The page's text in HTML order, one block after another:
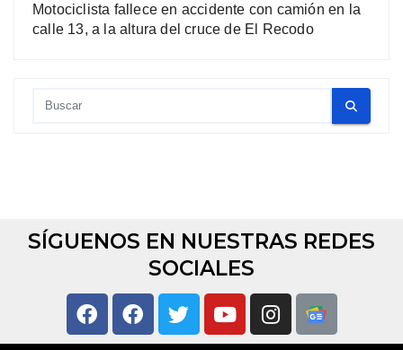
Motociclista fallece en accidente con camión en la
calle 13, a la altura del cruce de El Recodo
SÍGUENOS EN NUESTRAS REDES
SOCIALES